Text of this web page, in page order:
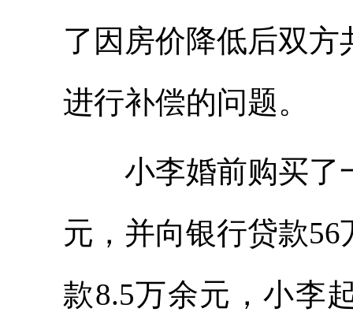
了因房价降低后双
进行补偿的问题。
小李婚前购买了
元，并向银行贷款
款8.5万余元，小李